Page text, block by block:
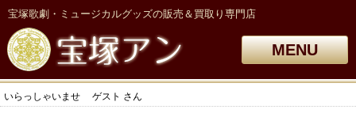
宝塚歌劇・ミュージカルグッズの販売＆買取り専門店
MENU
いらっしゃいませ ゲスト さん